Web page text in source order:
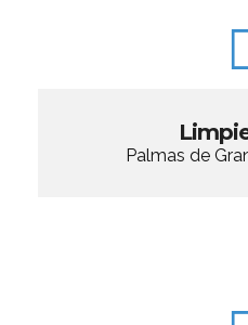
Palmas de